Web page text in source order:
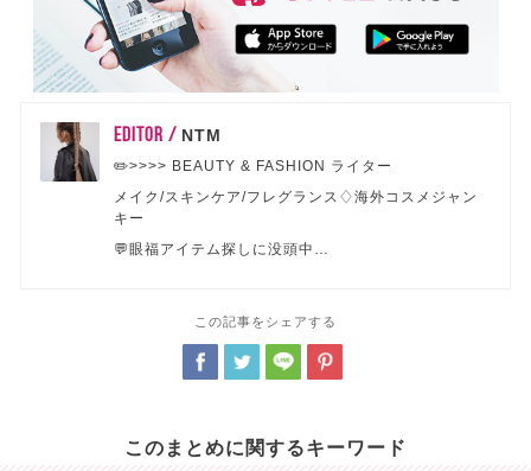
EDITOR / NTM
✏️>>>> BEAUTY & FASHION ライター
メイク/スキンケア/フレグランス♢海外コスメジャン
キー
💬眼福アイテム探しに没頭中…
この記事をシェアする
このまとめに関するキーワード